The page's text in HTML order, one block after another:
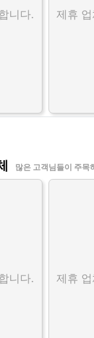
니다. 제휴
많은 고객님들이 주목
니다. 제휴